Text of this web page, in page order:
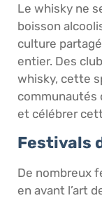
Le whisky ne
boisson
culture
entier. Des
whisky, cette
communautés
et célébrer
Festivals
De nombreux
en avant l’art